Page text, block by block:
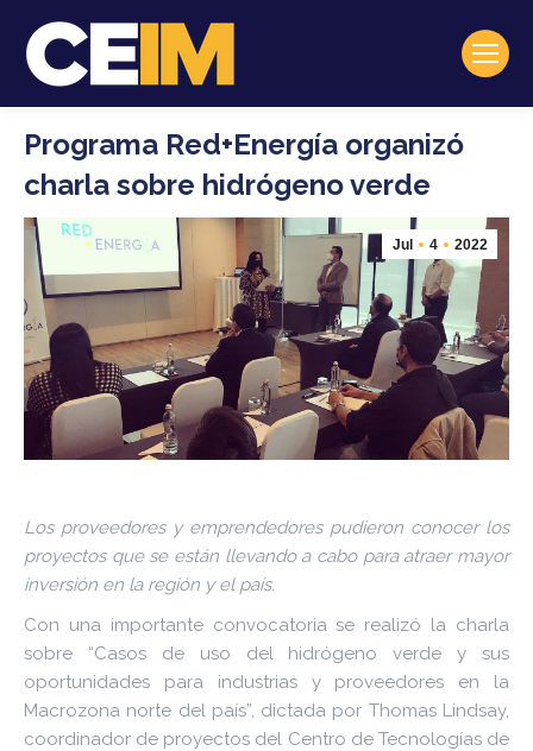
Programa Red+Energía organizó
charla sobre hidrógeno verde
Jul 4 2022
Los proveedores y emprendedores pudieron conocer los
proyectos que se están llevando a cabo para atraer mayor
inversión en la región y el país.
Con una importante convocatoria se realizó la charla
sobre “Casos de uso del hidrógeno verde y sus
oportunidades para industrias y proveedores en la
Macrozona norte del país”, dictada por Thomas Lindsay,
coordinador de proyectos del Centro de Tecnologías de